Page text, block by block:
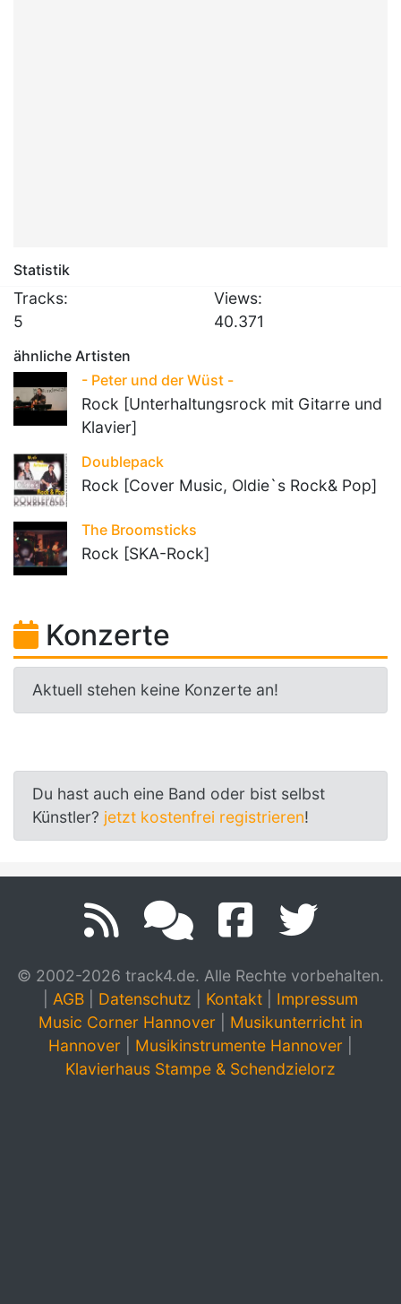
Statistik
Tracks:
5
Views:
40.371
ähnliche Artisten
- Peter und der Wüst -
Rock [Unterhaltungsrock mit Gitarre und
Klavier]
Doublepack
Rock [Cover Music, Oldie`s Rock& Pop]
The Broomsticks
Rock [SKA-Rock]
Konzerte
Aktuell stehen keine Konzerte an!
Du hast auch eine Band oder bist selbst
Künstler? jetzt kostenfrei registrieren!
© 2002-2026 track4.de. Alle Rechte vorbehalten.
AGB Datenschutz Kontakt
Impressum
Music Corner Hannover
Musikunterricht in
Hannover
Musikinstrumente Hannover
Klavierhaus Stampe & Schendzielorz